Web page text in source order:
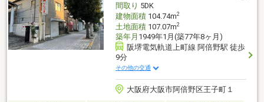
間取り 5DK
建物面積104.74m2
土地面積107.07m2
築年月 1949年1月(築77年8ヶ月)
阪堺電気軌道上町線 阿倍野駅 徒歩
9分
その他の交通
大阪府大阪市阿倍野区王子町１